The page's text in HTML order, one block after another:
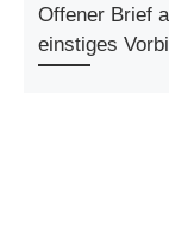
Offener Brief
einstiges